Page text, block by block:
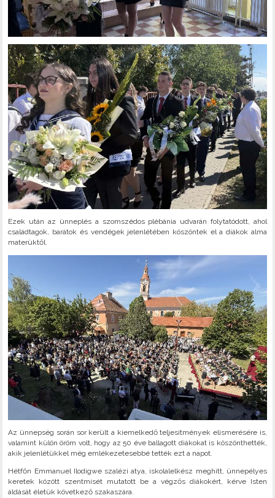
Ezek után az ünneplés a szomszédos plébánia udvarán folytatódott, ahol
családtagok, barátok és vendégek jelenlétében köszöntek el a diákok alma
materüktől.
Az ünnepség során sor került a kiemelkedő teljesítmények elismerésére is,
valamint külön öröm volt, hogy az 50 éve ballagott diákokat is köszönthették,
akik jelenlétükkel még emlékezetesebbé tették ezt a napot.
Hétfőn Emmanuel Ilodigwe szalézi atya, iskolalelkész meghitt, ünnepélyes
keretek között szentmisét mutatott be a végzős diákokért, kérve Isten
áldását életük következő szakaszára.